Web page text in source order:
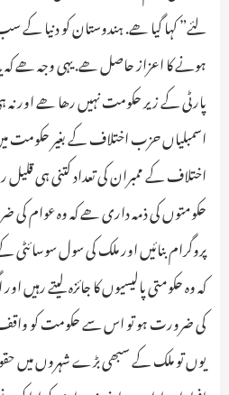
لئے” کہا گیا ھے. ہندوستان کو دنیا
ہونے کا اعزاز حاصل ھے. یہی وجہ ھے کہ
پارٹی کے زیر حکومت نہیں رھا ھے اور نہ
اسمبلیاں حزب اختلاف کے بغیر
اختلاف کے ممبران کی تعداد کتنی ہی
حکومتوں کی ذمہ داری ھے کہ وہ عوام
پروگرام بنائیں اور ملک کی سول سوسائٹی
کہ وہ حکومتی پالیسیوں کا جائزہ لیتے رہیں
کی ضرورت ہو تو اس سے حکومت کو
یوں تو ملک کے سبھی بڑے شہروں میں